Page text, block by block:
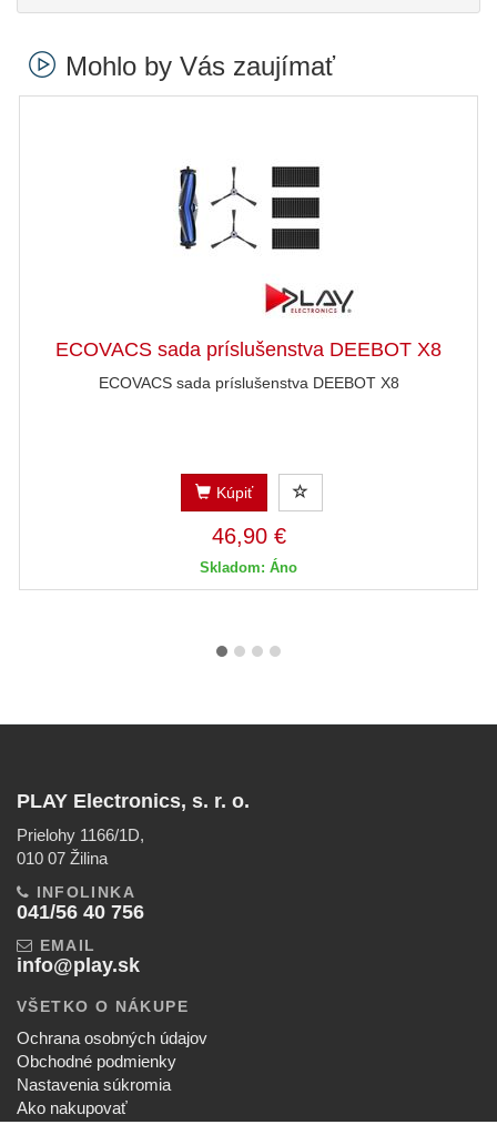
Mohlo by Vás zaujímať
ECOVACS sada príslušenstva DEEBOT X8
ECOVACS sada príslušenstva DEEBOT X8
Kúpiť
46,90 €
Skladom: Áno
PLAY Electronics, s. r. o.
Prielohy 1166/1D,
010 07 Žilina
INFOLINKA
041/56 40 756
EMAIL
info@play.sk
VŠETKO O NÁKUPE
Ochrana osobných údajov
Obchodné podmienky
Nastavenia súkromia
Ako nakupovať